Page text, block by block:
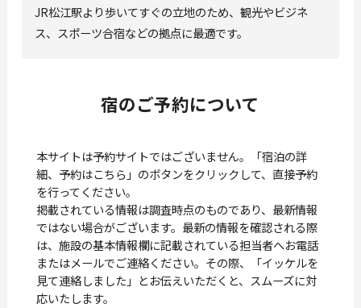
JR松江駅より歩いてすぐの立地のため、観光やビジネ
ス、スポーツ合宿などの拠点に最適です。
宿のご予約について
本サイトは予約サイトではございません。「宿泊の詳
細、予約はこちら」のボタンをクリックして、直接予約
を行ってください。
掲載されている情報は調査時点のものであり、最新情報
ではない場合がございます。最新の情報を確認される際
は、施設の基本情報欄に記載されている担当者へお電話
またはメールでご連絡ください。その際、「イッケルを
見て連絡しました」とお伝えいただくと、スムーズに対
応いたします。